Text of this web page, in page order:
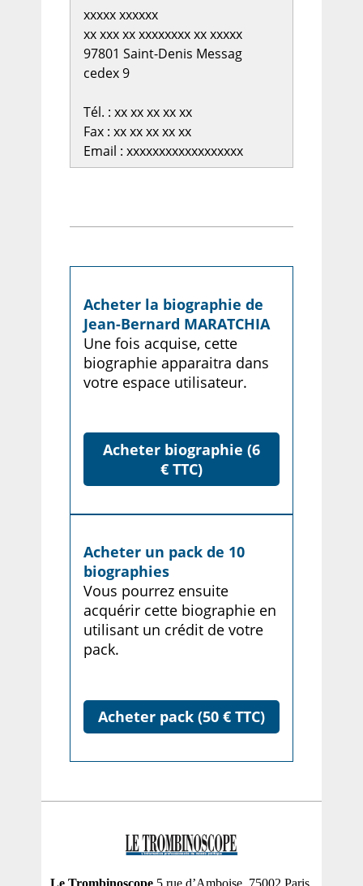
xxxxx xxxxxx
xx xxx xx xxxxxxxx xx xxxxx
97801 Saint-Denis Messag
cedex 9
Tél. : xx xx xx xx xx
Fax : xx xx xx xx xx
Email : xxxxxxxxxxxxxxxxxx
Acheter la biographie de
Jean-Bernard MARATCHIA
Une fois acquise, cette
biographie apparaitra dans
votre espace utilisateur.
Acheter biographie (6
€ TTC)
Acheter un pack de 10
biographies
Vous pourrez ensuite
acquérir cette biographie en
utilisant un crédit de votre
pack.
Acheter pack (50 € TTC)
Le Trombinoscope 5 rue d’Amboise, 75002 Paris,